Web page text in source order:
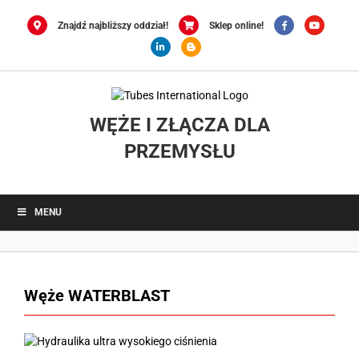
Znajdź najbliższy oddział! Sklep online!
WĘŻE I ZŁĄCZA DLA
PRZEMYSŁU
MENU
Węże WATERBLAST